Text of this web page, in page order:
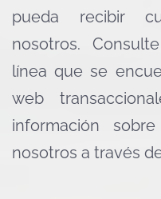
pueda recibir
nosotros.
línea que se
web
información
nosotros a través